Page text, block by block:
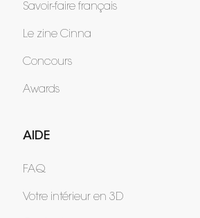
Savoir-faire français
Le zine Cinna
Concours
Awards
AIDE
FAQ
Votre intérieur en 3D